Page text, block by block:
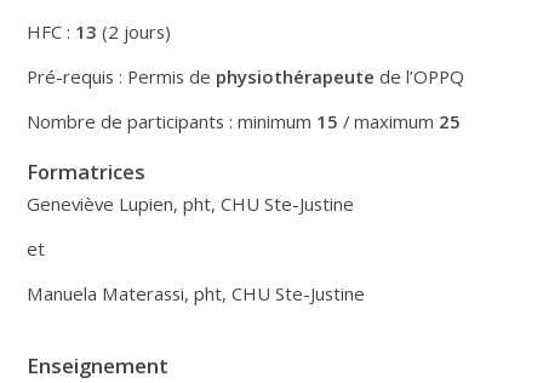
HFC : 13(2 jours)
Pré-requis : Permis de physiothérapeute de l’OPPQ
Nombre de participants : minimum 15 / maximum 25
Formatrices
Geneviève Lupien, pht, CHU Ste-Justine
et
Manuela Materassi, pht, CHU Ste-Justine
Enseignement